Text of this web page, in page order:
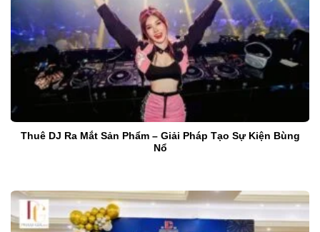
Thuê DJ Ra Mắt Sản Phẩm – Giải Pháp Tạo Sự Kiện Bùng
Nổ